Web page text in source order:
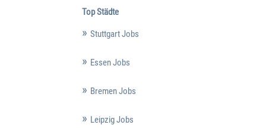
Top Städte
Stuttgart Jobs
Essen Jobs
Bremen Jobs
Leipzig Jobs